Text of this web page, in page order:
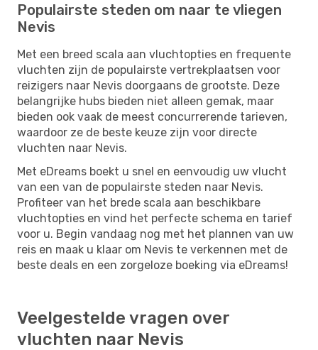
Populairste steden om naar te vliegen
Nevis
Met een breed scala aan vluchtopties en frequente
vluchten zijn de populairste vertrekplaatsen voor
reizigers naar Nevis doorgaans de grootste. Deze
belangrijke hubs bieden niet alleen gemak, maar
bieden ook vaak de meest concurrerende tarieven,
waardoor ze de beste keuze zijn voor directe
vluchten naar Nevis.
Met eDreams boekt u snel en eenvoudig uw vlucht
van een van de populairste steden naar Nevis.
Profiteer van het brede scala aan beschikbare
vluchtopties en vind het perfecte schema en tarief
voor u. Begin vandaag nog met het plannen van uw
reis en maak u klaar om Nevis te verkennen met de
beste deals en een zorgeloze boeking via eDreams!
Veelgestelde vragen over
vluchten naar Nevis